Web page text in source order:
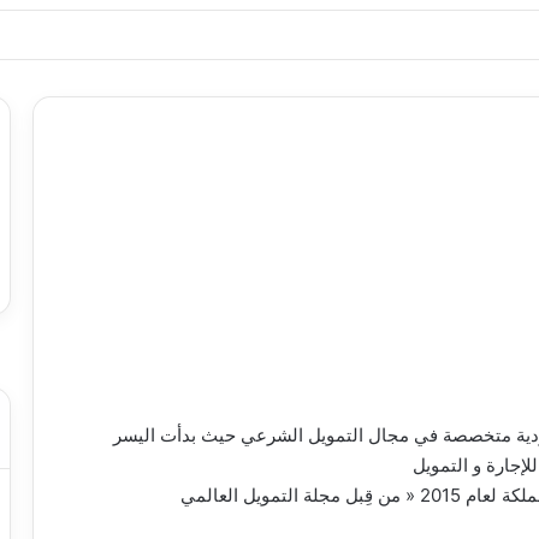
شهر يناير 2004 كشركة سعودية متخصصة في مجال التمويل الشرعي حيث بدأت اليسر
و التمويل
العالمي